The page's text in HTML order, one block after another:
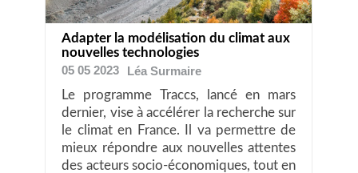
Adapter la modélisation du climat aux
nouvelles technologies
05 05 2023
LéaSurmaire
Le programme Traccs, lancé en mars
dernier, vise à accélérer la recherche sur
le climat en France. Il va permettre de
mieux répondre aux nouvelles attentes
des acteurs socio-économiques, tout en